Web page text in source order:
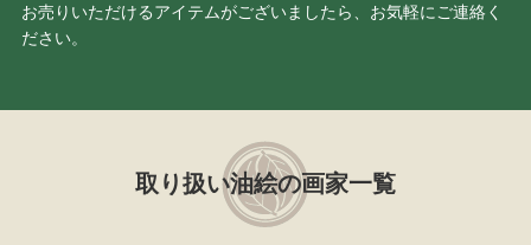
お売りいただけるアイテムがございましたら、お気軽にご連絡く
ださい。
取り扱い油絵の画家一覧